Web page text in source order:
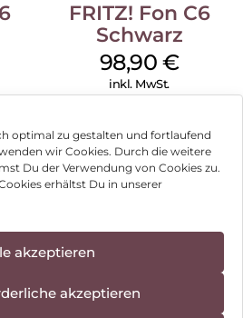
optimal zu gestalten und fortlaufend
wir Cookies. Durch die weitere
Du der Verwendung von Cookies zu.
erhältst Du in unserer
akzeptieren
akzeptieren
FRITZ! Fon C6
Schwarz
98,90 €
inkl. MwSt.